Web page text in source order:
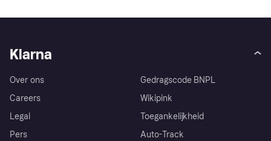
Klarna
Over ons
Careers
Legal
Pers
Gedragscode BNPL
Wikipink
Toegankelijkheid
Auto-Track